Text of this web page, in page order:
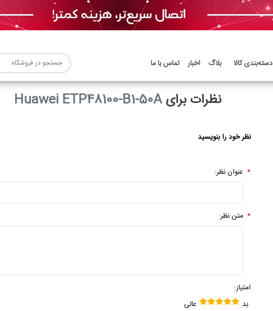
دسته‌بندی‌ کالا بلاگ اخبار تماس با ما
نظرات برایHuawei ETP48100-B1-50A
نظر خود را بنویسید
عنوان نظر: *
متن نظر: *
امتیاز:
بد
عالی